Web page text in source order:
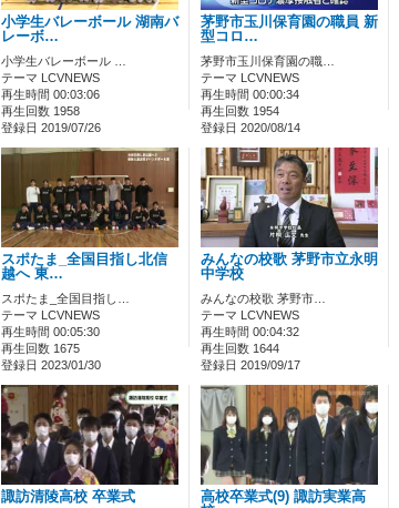
小学生バレーボール 湖南バ
レーボ…
小学生バレーボール …
テーマ LCVNEWS
再生時間 00:03:06
再生回数 1958
登録日 2019/07/26
茅野市玉川保育園の職員 新
型コロ…
茅野市玉川保育園の職…
テーマ LCVNEWS
再生時間 00:00:34
再生回数 1954
登録日 2020/08/14
スポたま_全国目指し北信
越へ 東…
スポたま_全国目指し…
テーマ LCVNEWS
再生時間 00:05:30
再生回数 1675
登録日 2023/01/30
みんなの校歌 茅野市立永明
中学校
みんなの校歌 茅野市…
テーマ LCVNEWS
再生時間 00:04:32
再生回数 1644
登録日 2019/09/17
諏訪清陵高校 卒業式
高校卒業式(9) 諏訪実業高